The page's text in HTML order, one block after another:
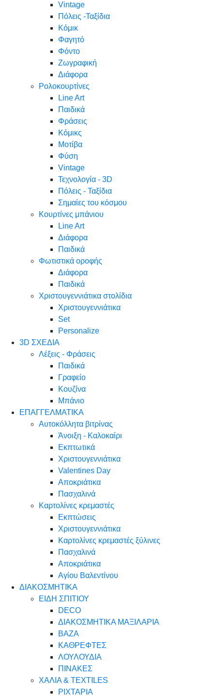
Vintage
Πόλεις -Ταξίδια
Κόμικ
Φαγητό
Φόντο
Ζωγραφική
Διάφορα
Ρολοκουρτίνες
Line Art
Παιδικά
Φράσεις
Κόμικς
Μοτίβα
Φύση
Vintage
Τεχνολογία - 3D
Πόλεις - Ταξίδια
Σημαίες του κόσμου
Κουρτίνες μπάνιου
Line Art
Διάφορα
Παιδικά
Φωτιστικά οροφής
Διάφορα
Παιδικά
Χριστουγεννιάτικα στολίδια
Χριστουγεννιάτικα
Set
Personalize
3D ΣΧΕΔΙΑ
Λέξεις - Φράσεις
Παιδικά
Γραφείο
Κουζίνα
Μπάνιο
ΕΠΑΓΓΕΛΜΑΤΙΚΑ
Αυτοκόλλητα βιτρίνας
Άνοιξη - Καλοκαίρι
Εκπτωτικά
Χριστουγεννιάτικα
Valentines Day
Αποκριάτικα
Πασχαλινά
Καρτολίνες κρεμαστές
Εκπτώσεις
Χριστουγεννιάτικα
Καρτολίνες κρεμαστές ξύλινες
Πασχαλινά
Αποκριάτικα
Αγίου Βαλεντίνου
ΔΙΑΚΟΣΜΗΤΙΚΑ
ΕΙΔΗ ΣΠΙΤΙΟΥ
DECO
ΔΙΑΚΟΣΜΗΤΙΚΑ ΜΑΞΙΛΑΡΙΑ
ΒΑΖΑ
ΚΑΘΡΕΦΤΕΣ
ΛΟΥΛΟΥΔΙΑ
ΠΙΝΑΚΕΣ
ΧΑΛΙΑ & TEXTILES
ΡΙΧΤΑΡΙΑ